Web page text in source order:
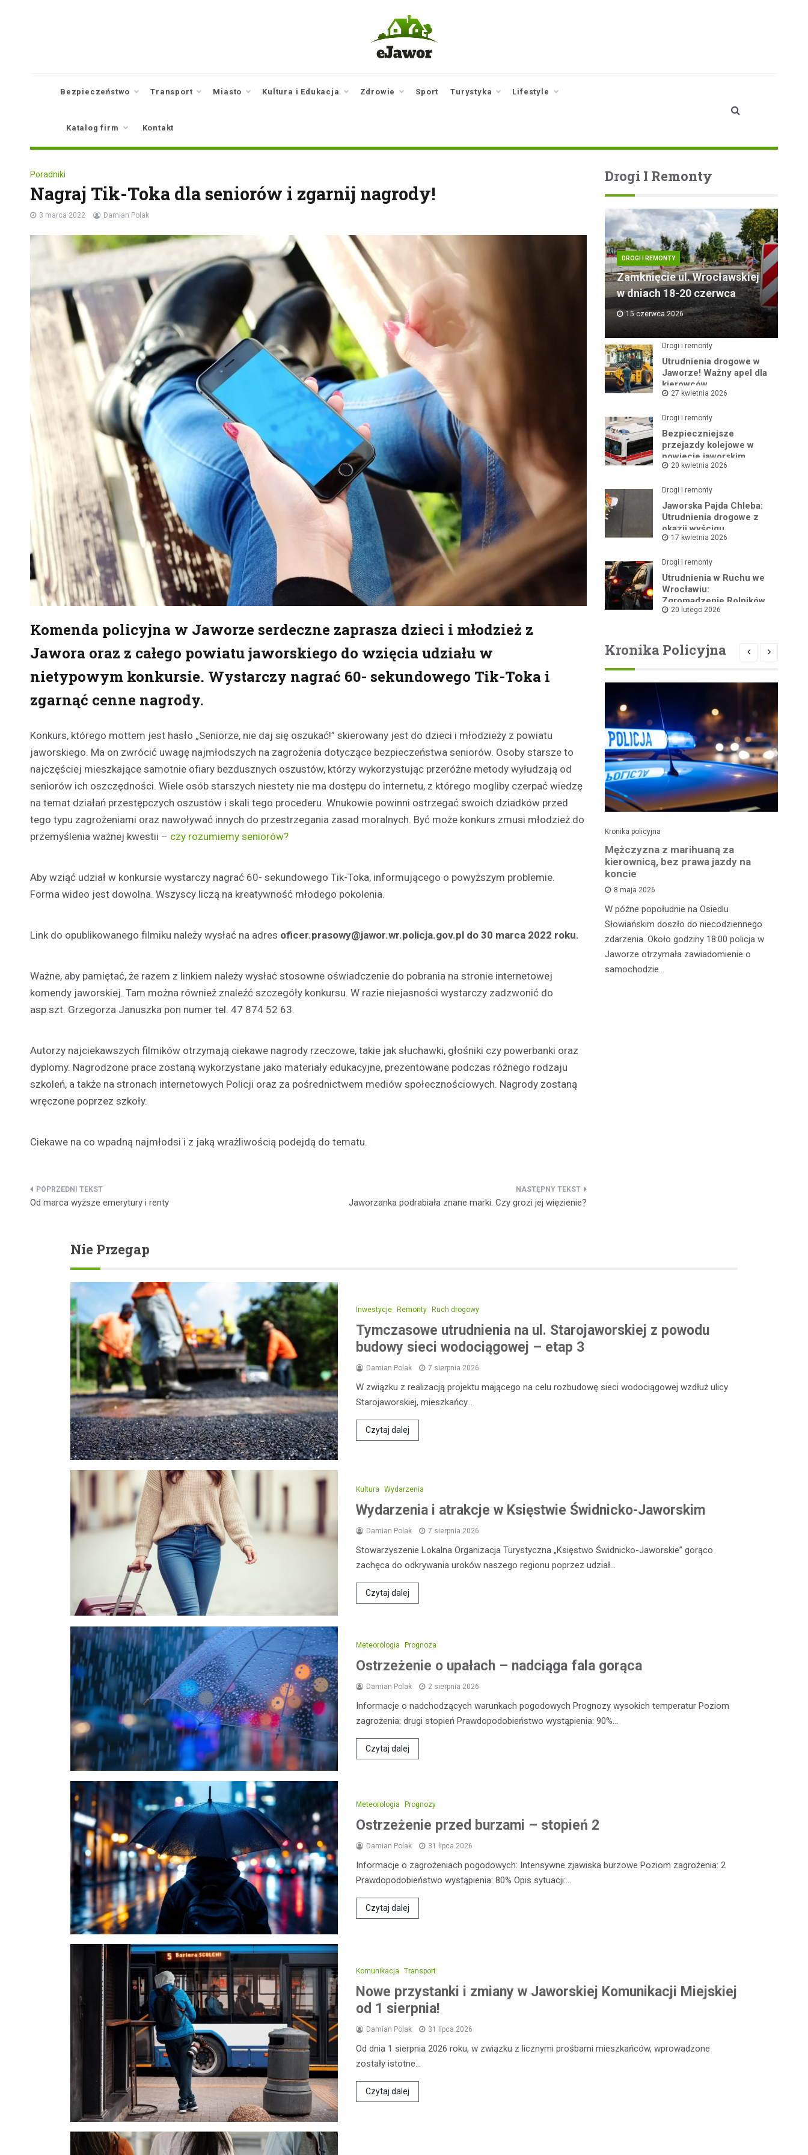
Jawora
Bezpieczeństwo Transport Miasto Kultura i Edukacja Zdrowie Sport Turystyka Lifestyle
Katalog firm Kontakt
Poradniki
Nagraj Tik-Toka dla seniorów i zgarnij nagrody!
3 marca 2022 Damian Polak
Komenda policyjna w Jaworze serdeczne zaprasza dzieci i młodzież z
Jawora oraz z całego powiatu jaworskiego do wzięcia udziału w
nietypowym konkursie. Wystarczy nagrać 60- sekundowego Tik-Toka i
zgarnąć cenne nagrody.
Konkurs, którego mottem jest hasło „Seniorze, nie daj się oszukać!” skierowany jest do dzieci i młodzieży z powiatu
jaworskiego. Ma on zwrócić uwagę najmłodszych na zagrożenia dotyczące bezpieczeństwa seniorów. Osoby starsze to
najczęściej mieszkające samotnie ofiary bezdusznych oszustów, którzy wykorzystując przeróżne metody wyłudzają od
seniorów ich oszczędności. Wiele osób starszych niestety nie ma dostępu do internetu, z którego mogliby czerpać wiedzę
na temat działań przestępczych oszustów i skali tego procederu. Wnukowie powinni ostrzegać swoich dziadków przed
tego typu zagrożeniami oraz nawoływać innych do przestrzegania zasad moralnych. Być może konkurs zmusi młodzież do
przemyślenia ważnej kwestii – czy rozumiemy seniorów?
Aby wziąć udział w konkursie wystarczy nagrać 60- sekundowego Tik-Toka, informującego o powyższym problemie.
Forma wideo jest dowolna. Wszyscy liczą na kreatywność młodego pokolenia.
Link do opublikowanego filmiku należy wysłać na adres oficer.prasowy@jawor.wr.policja.gov.pl do 30 marca 2022 roku.
Ważne, aby pamiętać, że razem z linkiem należy wysłać stosowne oświadczenie do pobrania na stronie internetowej
komendy jaworskiej. Tam można również znaleźć szczegóły konkursu. W razie niejasności wystarczy zadzwonić do
asp.szt. Grzegorza Januszka pon numer tel. 47 874 52 63.
Autorzy najciekawszych filmików otrzymają ciekawe nagrody rzeczowe, takie jak słuchawki, głośniki czy powerbanki oraz
dyplomy. Nagrodzone prace zostaną wykorzystane jako materiały edukacyjne, prezentowane podczas różnego rodzaju
szkoleń, a także na stronach internetowych Policji oraz za pośrednictwem mediów społecznościowych. Nagrody zostaną
wręczone poprzez szkoły.
Ciekawe na co wpadną najmłodsi i z jaką wrażliwością podejdą do tematu.
Nawigacja
Od marca wyższe emerytury i renty Jaworzanka podrabiała znane marki. Czy grozi jej więzienie?
Drogi I Remonty
DROGI I REMONTY
Zamknięcie ul. Wrocławskiej
w dniach 18-20 czerwca
15 czerwca 2026
Drogi i remonty
Utrudnienia drogowe w
Jaworze! Ważny apel dla
kierowców
27 kwietnia 2026
Drogi i remonty
Bezpieczniejsze
przejazdy kolejowe w
powiecie jaworskim
20 kwietnia 2026
Drogi i remonty
Jaworska Pajda Chleba:
Utrudnienia drogowe z
okazji wyścigu
kolarskiego
17 kwietnia 2026
Drogi i remonty
Utrudnienia w Ruchu we
Wrocławiu:
Zgromadzenie Rolników
Dziś w Centrum
20 lutego 2026
Kronika Policyjna
więzienia
uwagę funkcjonariuszy Wydziału Ruchu
Kronika policyjna
Mężczyzna z marihuaną za
kierownicą, bez prawa jazdy na
koncie
8 maja 2026
W późne popołudnie na Osiedlu
Słowiańskim doszło do niecodziennego
zdarzenia. Około godziny 18:00 policja w
Jaworze otrzymała zawiadomienie o
samochodzie…
Nie Przegap
Inwestycje Remonty Ruch drogowy
Tymczasowe utrudnienia na ul. Starojaworskiej z powodu
budowy sieci wodociągowej – etap 3
Damian Polak 7 sierpnia 2026
W związku z realizacją projektu mającego na celu rozbudowę sieci wodociągowej wzdłuż ulicy
Starojaworskiej, mieszkańcy…
Czytaj dalej
Kultura Wydarzenia
Wydarzenia i atrakcje w Księstwie Świdnicko-Jaworskim
Damian Polak 7 sierpnia 2026
Stowarzyszenie Lokalna Organizacja Turystyczna „Księstwo Świdnicko-Jaworskie” gorąco
zachęca do odkrywania uroków naszego regionu poprzez udział…
Czytaj dalej
Meteorologia Prognoza
Ostrzeżenie o upałach – nadciąga fala gorąca
Damian Polak 2 sierpnia 2026
Informacje o nadchodzących warunkach pogodowych Prognozy wysokich temperatur Poziom
zagrożenia: drugi stopień Prawdopodobieństwo wystąpienia: 90%…
Czytaj dalej
Meteorologia Prognozy
Ostrzeżenie przed burzami – stopień 2
Damian Polak 31 lipca 2026
Informacje o zagrożeniach pogodowych: Intensywne zjawiska burzowe Poziom zagrożenia: 2
Prawdopodobieństwo wystąpienia: 80% Opis sytuacji:…
Czytaj dalej
Komunikacja Transport
Nowe przystanki i zmiany w Jaworskiej Komunikacji Miejskiej
od 1 sierpnia!
Damian Polak 31 lipca 2026
Od dnia 1 sierpnia 2026 roku, w związku z licznymi prośbami mieszkańców, wprowadzone
zostały istotne…
Czytaj dalej